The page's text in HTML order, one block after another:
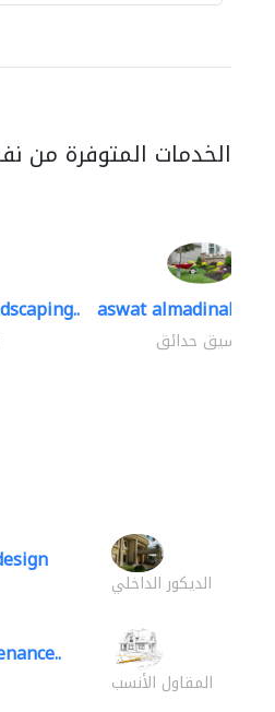
الخدمات المتوفرة من
aswat almadinah
تنسيق حدائق
الديكور الداخلي
المقاول الأنسب